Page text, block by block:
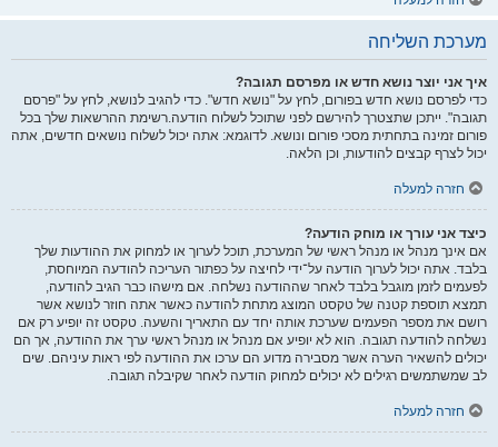
מערכת השליחה
איך אני יוצר נושא חדש או מפרסם תגובה?
כדי לפרסם נושא חדש בפורום, לחץ על "נושא חדש". כדי להגיב לנושא, לחץ על "פרסם
תגובה". ייתכן שתצטרך להירשם לפני שתוכל לשלוח הודעה.רשימת ההרשאות שלך בכל
פורום זמינה בתחתית מסכי פורום ונושא. לדוגמא: אתה יכול לשלוח נושאים חדשים, אתה
יכול לצרף קבצים להודעות, וכן הלאה.
חזרה למעלה
כיצד אני עורך או מוחק הודעה?
אם אינך מנהל או מנהל ראשי של המערכת, תוכל לערוך או למחוק את ההודעות שלך
בלבד. אתה יכול לערוך הודעה על־ידי לחיצה על כפתור העריכה להודעה המיוחסת,
לפעמים לזמן מוגבל בלבד לאחר שההודעה נשלחה. אם מישהו כבר הגיב להודעה,
תמצא תוספת קטנה של טקסט המוצג מתחת להודעה כאשר אתה חוזר לנושא אשר
רושם את מספר הפעמים שערכת אותה יחד עם התאריך והשעה. טקסט זה יופיע רק אם
נשלחה להודעה תגובה. הוא לא יופיע אם מנהל או מנהל ראשי ערך את ההודעה, אך הם
יכולים להשאיר הערה אשר מסבירה מדוע הם ערכו את ההודעה לפי ראות עיניהם. שים
לב שמשתמשים רגילים לא יכולים למחוק הודעה לאחר שקיבלה תגובה.
חזרה למעלה